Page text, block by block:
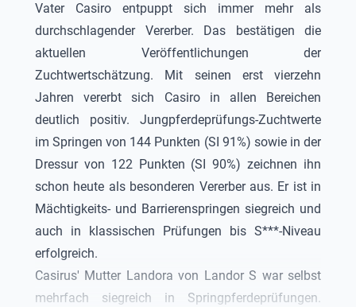
Lanaken wurde er 4. von 215 Startern im Kleinen
Finale.
Sieben- und achtjährig folgten erste Erfolge in
schweren Springen.Casirusplatzierte sich
kontinuierlich auf internationalen und nationalen
Turnieren und ist bis 1,60m-Springen erfolgreich. Er
platzierte sich in Nationenpreisen, Weltcupspringen
und Grand Prix in Abu Dhabi, Sharjah, Oliva,
Herning, Kronenberg und Oldenburg.
Vater Casiro entpuppt sich immer mehr als
durchschlagender Vererber. Das bestätigen die
aktuellen Veröffentlichungen der
Zuchtwertschätzung. Mit seinen erst vierzehn
Jahren vererbt sich Casiroin allen Bereichen
deutlich positiv. Jungpferdeprüfungs-Zuchtwerte
im Springen von 144 Punkten (SI 91%) sowie in der
Dressur von 122 Punkten (SI 90%) zeichnen ihn
schon heute als besonderen Vererber aus. Er ist in
Mächtigkeits- und Barrierenspringen siegreich und
auch in klassischen Prüfungen bis S***-Niveau
erfolgreich.
Casirus' Mutter Landora von Landor S war selbst
mehrfach siegreich in Springpferdeprüfungen.